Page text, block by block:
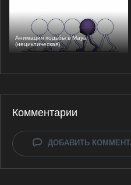
Анимация ходьбы в Maya
(нециклическая)
Комментарии
ДОБАВИТЬ